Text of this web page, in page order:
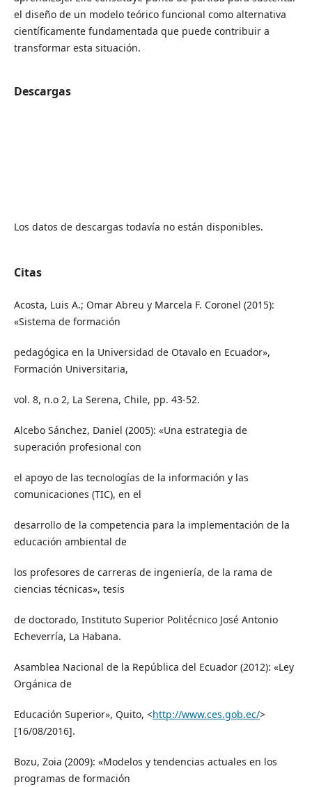
el diseño de un modelo teórico funcional como alternativa
científicamente fundamentada que puede contribuir a
transformar esta situación.
Descargas
Los datos de descargas todavía no están disponibles.
Citas
Acosta, Luis A.; Omar Abreu y Marcela F. Coronel (2015):
«Sistema de formación
pedagógica en la Universidad de Otavalo en Ecuador»,
Formación Universitaria,
vol. 8, n.o 2, La Serena, Chile, pp. 43-52.
Alcebo Sánchez, Daniel (2005): «Una estrategia de
superación profesional con
el apoyo de las tecnologías de la información y las
comunicaciones (TIC), en el
desarrollo de la competencia para la implementación de la
educación ambiental de
los profesores de carreras de ingeniería, de la rama de
ciencias técnicas», tesis
de doctorado, Instituto Superior Politécnico José Antonio
Echeverría, La Habana.
Asamblea Nacional de la República del Ecuador (2012): «Ley
Orgánica de
Educación Superior», Quito, <http://www.ces.gob.ec/>
[16/08/2016].
Bozu, Zoia (2009): «Modelos y tendencias actuales en los
programas de formación